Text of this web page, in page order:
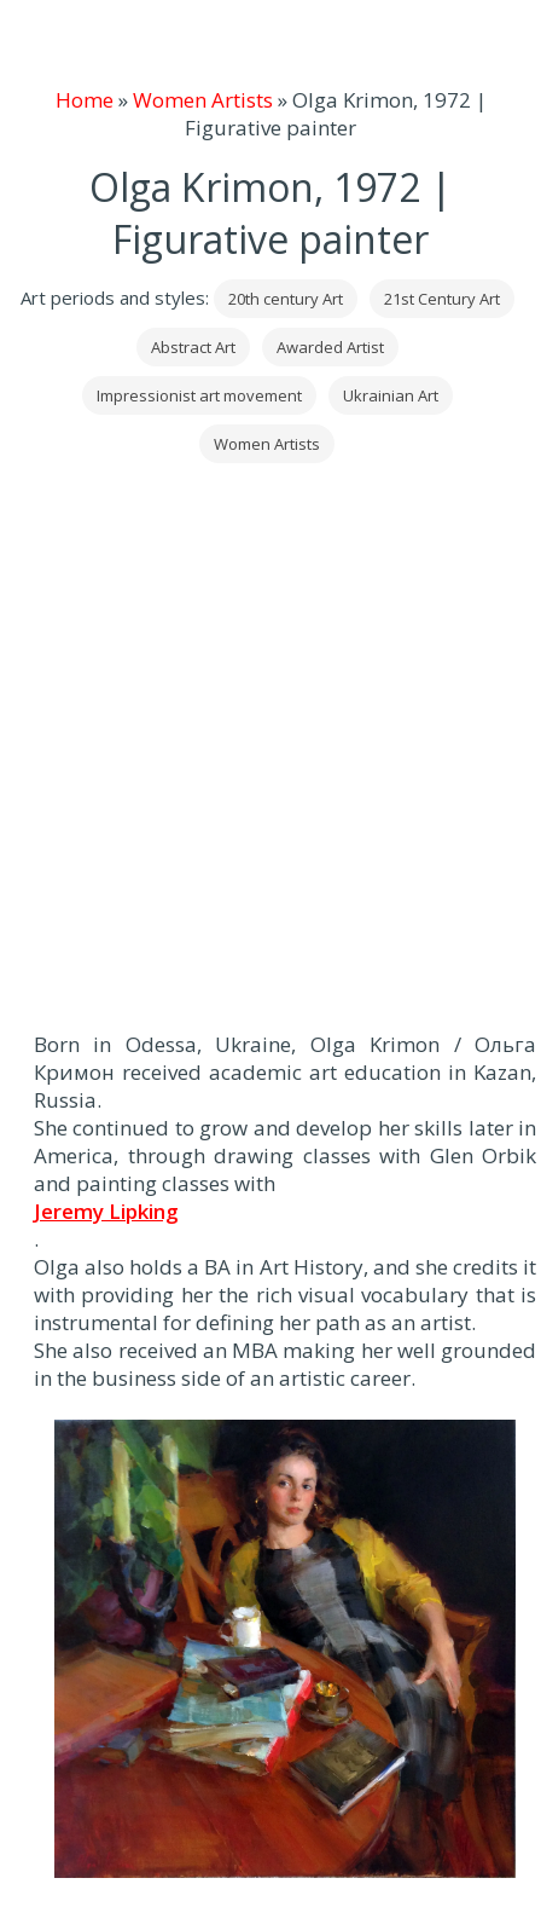
Home»Women Artists »Olga Krimon, 1972 |
Figurative painter
Olga Krimon, 1972 |
Figurative painter
Art periods and styles: 20th century Art 21st Century Art
Abstract Art Awarded Artist
Impressionist art movement Ukrainian Art
Women Artists
Born in Odessa, Ukraine, Olga Krimon / Ольгa
Кримон received academic art education in Kazan,
Russia.
She continued to grow and develop her skills later in
America, through drawing classes with Glen Orbik
and painting classes with
Jeremy Lipking
.
Olga also holds a BA in Art History, and she credits it
with providing her the rich visual vocabulary that is
instrumental for defining her path as an artist.
She also received an MBA making her well grounded
in the business side of an artistic career.